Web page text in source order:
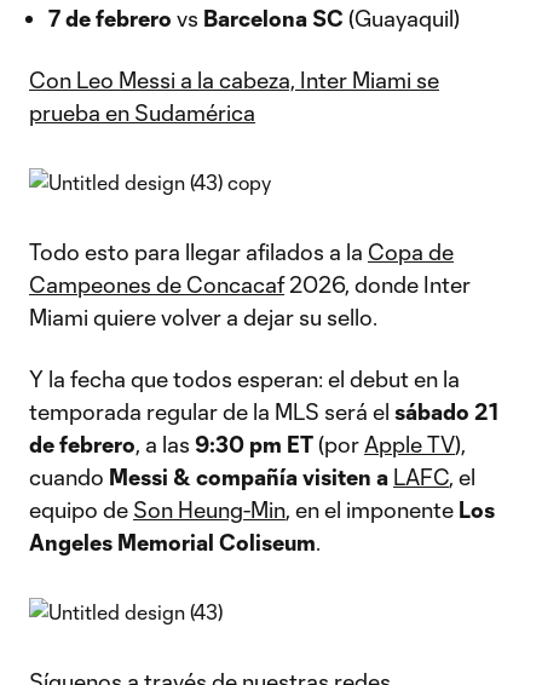
7 de febrero vs Barcelona SC (Guayaquil)
Con Leo Messi a la cabeza, Inter Miami se
prueba en Sudamérica
Todo esto para llegar afilados a la Copa de
Campeones de Concacaf2026, donde Inter
Miami quiere volver a dejar su sello.
Y la fecha que todos esperan: el debut en la
temporada regular de la MLS será el sábado 21
de febrero, a las 9:30 pm ET(por Apple TV),
cuando Messi & compañía visiten a LAFC, el
equipo de Son Heung-Min, en el imponente Los
Angeles Memorial Coliseum.